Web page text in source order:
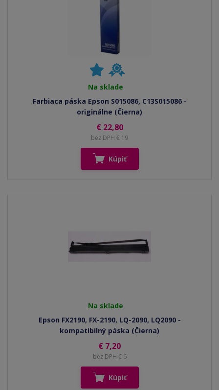
Na sklade
Farbiaca páska Epson S015086, C13S015086 -
originálne (Čierna)
€ 22,80
bez DPH € 19
Kúpiť
Na sklade
Epson FX2190, FX-2190, LQ-2090, LQ2090 -
kompatibilný páska (Čierna)
€ 7,20
bez DPH € 6
Kúpiť